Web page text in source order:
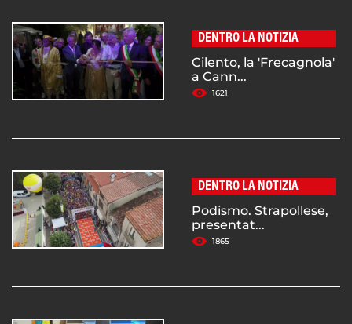
DENTRO LA NOTIZIA
Cilento, la 'Frecagnola'
a Cann...
1621
DENTRO LA NOTIZIA
Podismo. Strapollese,
presentat...
1865